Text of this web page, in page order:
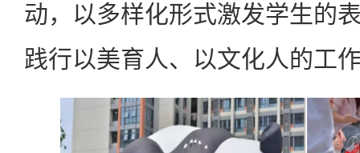
动，以多样化形式激发学生的
践行以美育人、以文化人的工